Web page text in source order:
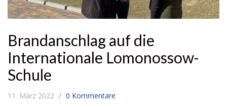
Brandanschlag auf die
Internationale Lomonossow-
Schule
11. März 2022 0 Kommentare